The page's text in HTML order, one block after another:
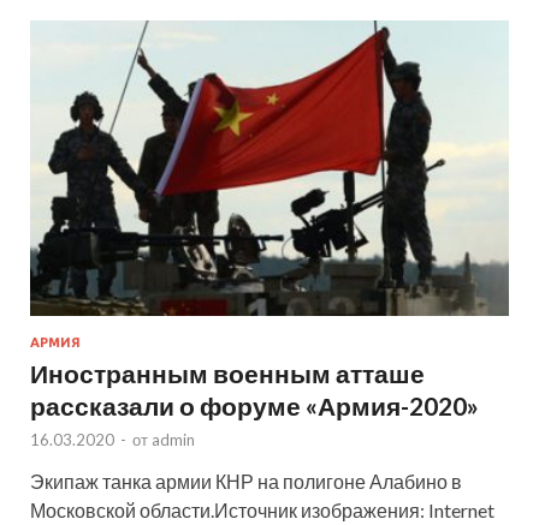
АРМИЯ
Иностранным военным атташе
рассказали о форуме «Армия-2020»
16.03.2020 - от admin
Экипаж танка армии КНР на полигоне Алабино в
Московской области.Источник изображения: Internet